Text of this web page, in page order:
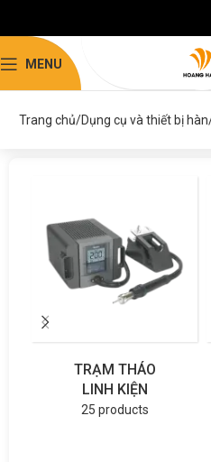
MENU
Trang chủ Dụng cụ và thiết bị hàn
TRẠM THÁO
LINH KIỆN
25 products